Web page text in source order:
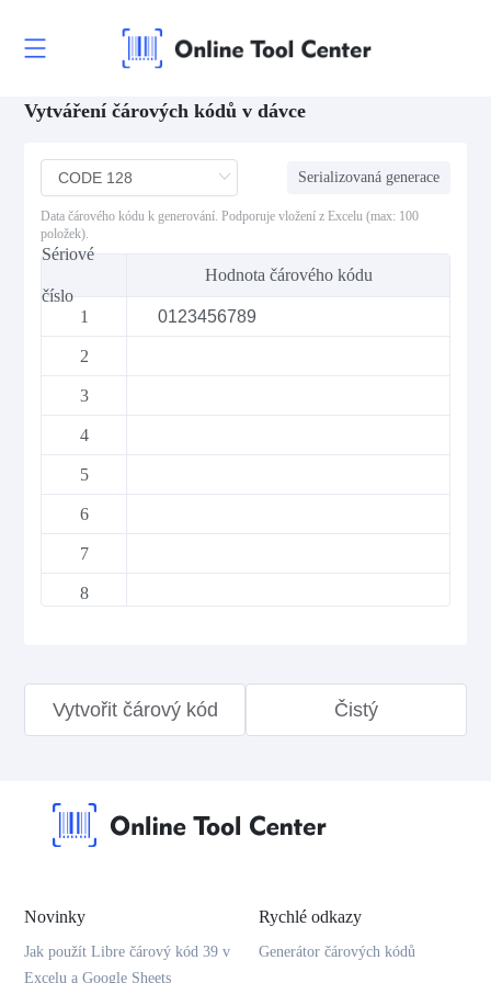
Vytváření čárových kódů v dávce
Serializovaná generace
Data čárového kódu k generování. Podporuje vložení z Excelu (max: 100
položek).
Sériové
číslo
Hodnota čárového kódu
1
2
3
4
5
6
7
8
11
14
17
Vytvořit čárový kód Čistý
Novinky
Jak použít Libre čárový kód 39 v
Excelu a Google Sheets
Rychlé odkazy
Generátor čárových kódů